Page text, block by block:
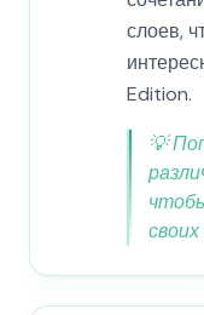
слоев,
Edition.
💡